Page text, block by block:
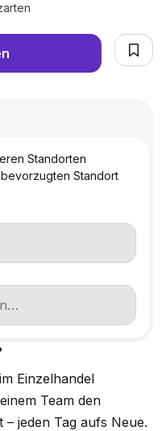
Einzelhandel
Team den
jeden Tag aufs Neue.
Standorten
Standort